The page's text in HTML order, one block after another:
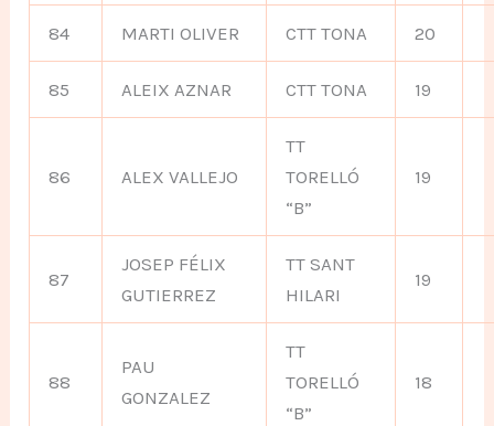
84 MARTI OLIVER CTT TONA 20
85 ALEIX AZNAR CTT TONA 19
86 ALEX VALLEJO
TT
TORELLÓ
“B”
19
87
JOSEP FÉLIX
GUTIERREZ
TT SANT
HILARI
19
88
PAU
GONZALEZ
TT
TORELLÓ
“B”
18